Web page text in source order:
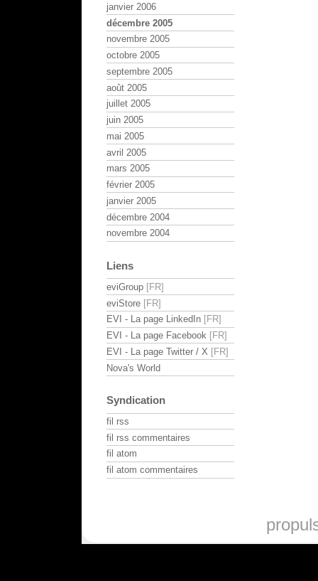
janvier 2006
décembre 2005
novembre 2005
octobre 2005
septembre 2005
août 2005
juillet 2005
juin 2005
mai 2005
avril 2005
mars 2005
février 2005
janvier 2005
décembre 2004
novembre 2004
Liens
eviGroup
eviStore
EVI - La page LinkedIn
EVI - La page Facebook
EVI - La page Twitter / X
Nova's World
Syndication
fil rss
fil rss commentaires
fil atom
fil atom commentaires